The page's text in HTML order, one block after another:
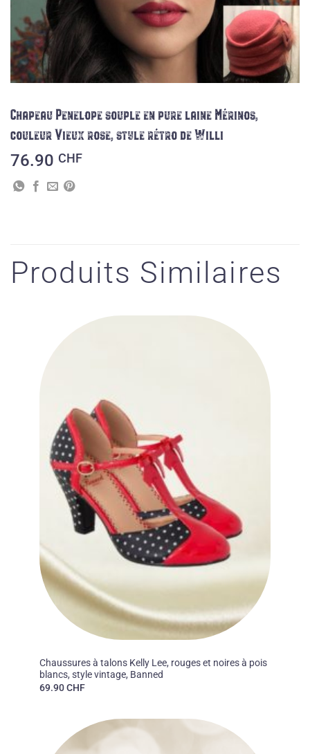
Chapeau Penelope souple en pure laine Mérinos,
couleur Vieux rose, style rétro de Willi
76.90 CHF
Produits Similaires
Ajouter
à la liste
Chaussures à talons Kelly Lee, rouges et noires à pois
blancs, style vintage, Banned
69.90CHF
Ajouter